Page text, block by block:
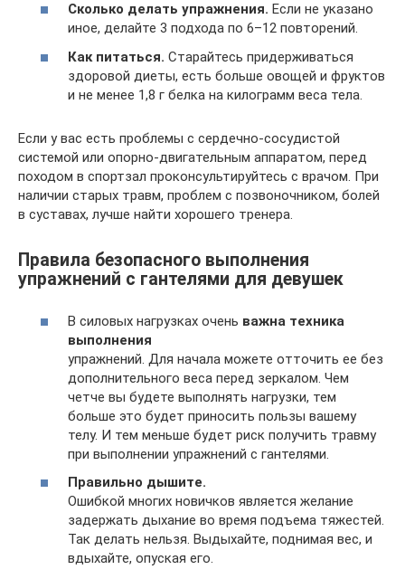
Сколько делать упражнения. Если не указано
иное, делайте 3 подхода по 6–12 повторений.
Как питаться. Старайтесь придерживаться
здоровой диеты, есть больше овощей и фруктов
и не менее 1,8 г белка на килограмм веса тела.
Если у вас есть проблемы с сердечно-сосудистой
системой или опорно-двигательным аппаратом, перед
походом в спортзал проконсультируйтесь с врачом. При
наличии старых травм, проблем с позвоночником, болей
в суставах, лучше найти хорошего тренера.
Правила безопасного выполнения
упражнений с гантелями для девушек
В силовых нагрузках очень важна техника
выполнения
упражнений. Для начала можете отточить ее без
дополнительного веса перед зеркалом. Чем
четче вы будете выполнять нагрузки, тем
больше это будет приносить пользы вашему
телу. И тем меньше будет риск получить травму
при выполнении упражнений с гантелями.
Правильно дышите.
Ошибкой многих новичков является желание
задержать дыхание во время подъема тяжестей.
Так делать нельзя. Выдыхайте, поднимая вес, и
вдыхайте, опуская его.